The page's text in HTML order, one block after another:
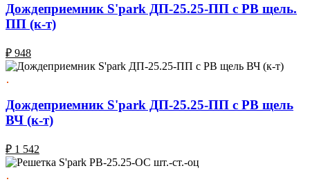
Дождеприемник S'park ДП-25.25-ПП с РВ щель.
ПП (к-т)
₽ 948
Дождеприемник S'park ДП-25.25-ПП с РВ щель
ВЧ (к-т)
₽ 1 542